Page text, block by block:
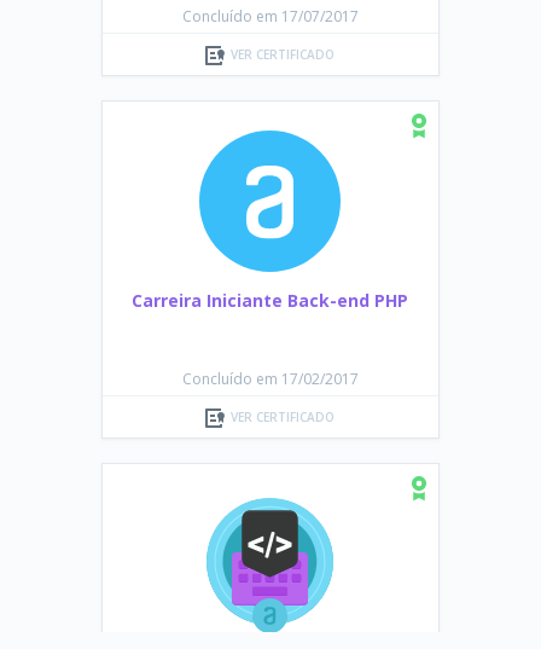
Concluído em 17/07/2017
VER CERTIFICADO
Carreira Iniciante Back-end PHP
Concluído em 17/02/2017
VER CERTIFICADO